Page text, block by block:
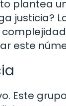
plantea
justicia?
este
Este